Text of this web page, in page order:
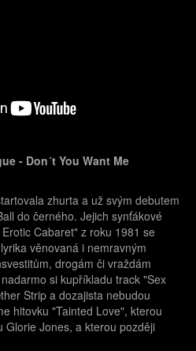
- Don´t You Want Me
zhurta a už svým debutem
do černého. Jejich synťákové
Cabaret" z roku 1981 se
věnovaná i nemravným
drogám či vraždám
si kupříkladu track "Sex
Strip a dozajista nebudou
hitovku "Tainted Love", kterou
Jones, a kterou později